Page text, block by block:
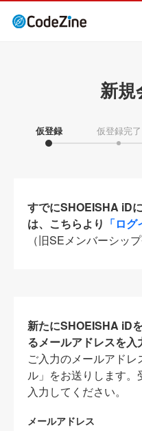
新規
仮登録 仮登録完了
すでにSHOEISHA iD
は、こちらより 「ログ
（旧SEメンバーシッ
新たにSHOEISHA iD
るメールアドレスを入
ご入力のメールアド
ル」をお送りします
入力してください。
メールアドレス